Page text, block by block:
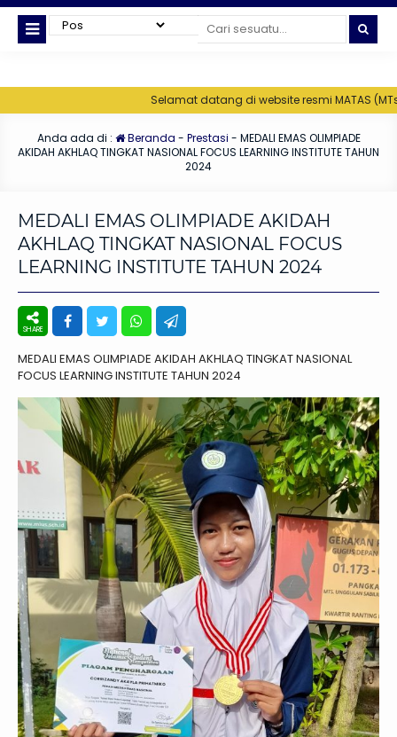
Selamat datang di website resmi MATAS (MTs
Anda ada di : Beranda - Prestasi - MEDALI EMAS OLIMPIADE
AKIDAH AKHLAQ TINGKAT NASIONAL FOCUS LEARNING INSTITUTE TAHUN
2024
MEDALI EMAS OLIMPIADE AKIDAH
AKHLAQ TINGKAT NASIONAL FOCUS
LEARNING INSTITUTE TAHUN 2024
MEDALI EMAS OLIMPIADE AKIDAH AKHLAQ TINGKAT NASIONAL
FOCUS LEARNING INSTITUTE TAHUN 2024